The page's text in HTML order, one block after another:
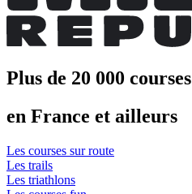
Plus de 20 000 courses
en France et ailleurs
Les courses sur route
Les trails
Les triathlons